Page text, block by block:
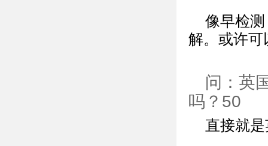
像早检
解。或许可
问：英
吗？50
直接就